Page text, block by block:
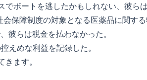
ボートを逃したかもしれない、彼ら
保障制度の対象となる医薬品に関す
彼らは税金を払わなかった。
えめな利益を記録した。
ます。